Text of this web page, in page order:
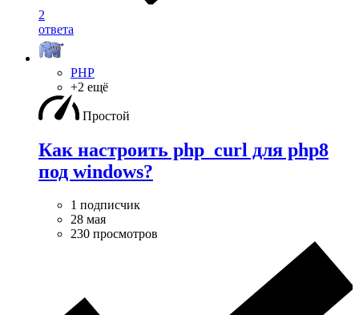
2
ответа
PHP
+2 ещё
Простой
Как настроить php_curl для php8
под windows?
1 подписчик
28 мая
230 просмотров